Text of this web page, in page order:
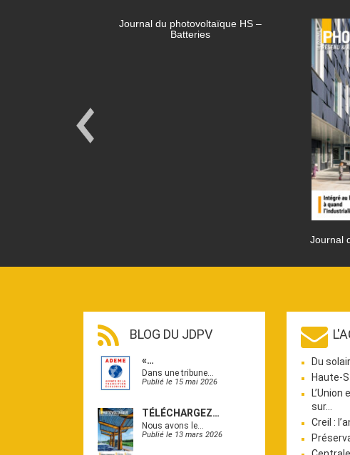
Journal du photovoltaïque HS –
Batteries
Journal
BLOG DU JDPV
«…
Dans une tribune…
Publié le 15 mai 2026
TÉLÉCHARGEZ…
Nous avons le…
Publié le 13 mars 2026
Du
Haute-
sur…
Creil :